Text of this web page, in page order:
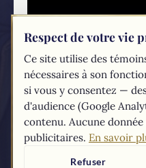
Respect de votre vie
Ce site utilise des
nécessaires à son
si vous y consentez —
d'audience (Google
contenu. Aucune
publicitaires. En savoir
Refuser